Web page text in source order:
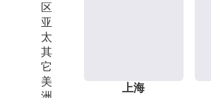
区
亚
太
其
它
美
上海